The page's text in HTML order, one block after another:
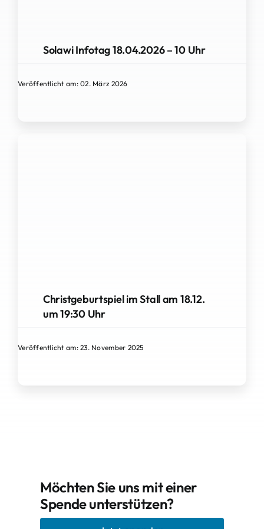
Solawi Infotag 18.04.2026 – 10 Uhr
Veröffentlicht am: 02. März 2026
Christgeburtspiel im Stall am 18.12.
um 19:30 Uhr
Veröffentlicht am: 23. November 2025
Möchten Sie uns mit einer
Spende unterstützen?